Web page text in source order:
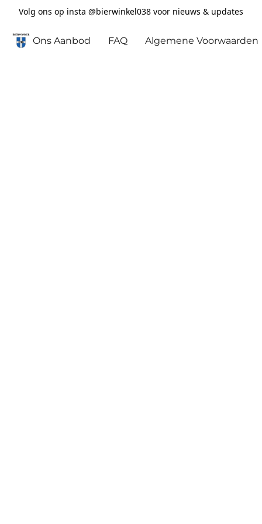
Volg ons op insta @bierwinkel038 voor nieuws & updates
Ons Aanbod FAQ Algemene Voorwaarden